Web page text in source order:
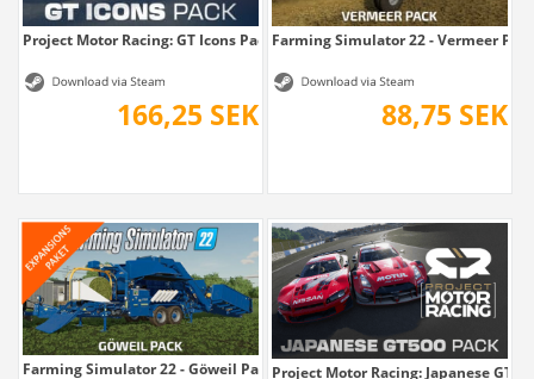
Project Motor Racing: GT Icons Pack
166,25 SEK
Farming Simulator 22 - Vermeer Pack
88,75 SEK
Farming Simulator 22 - Göweil PackProject Motor Racing: Japanese